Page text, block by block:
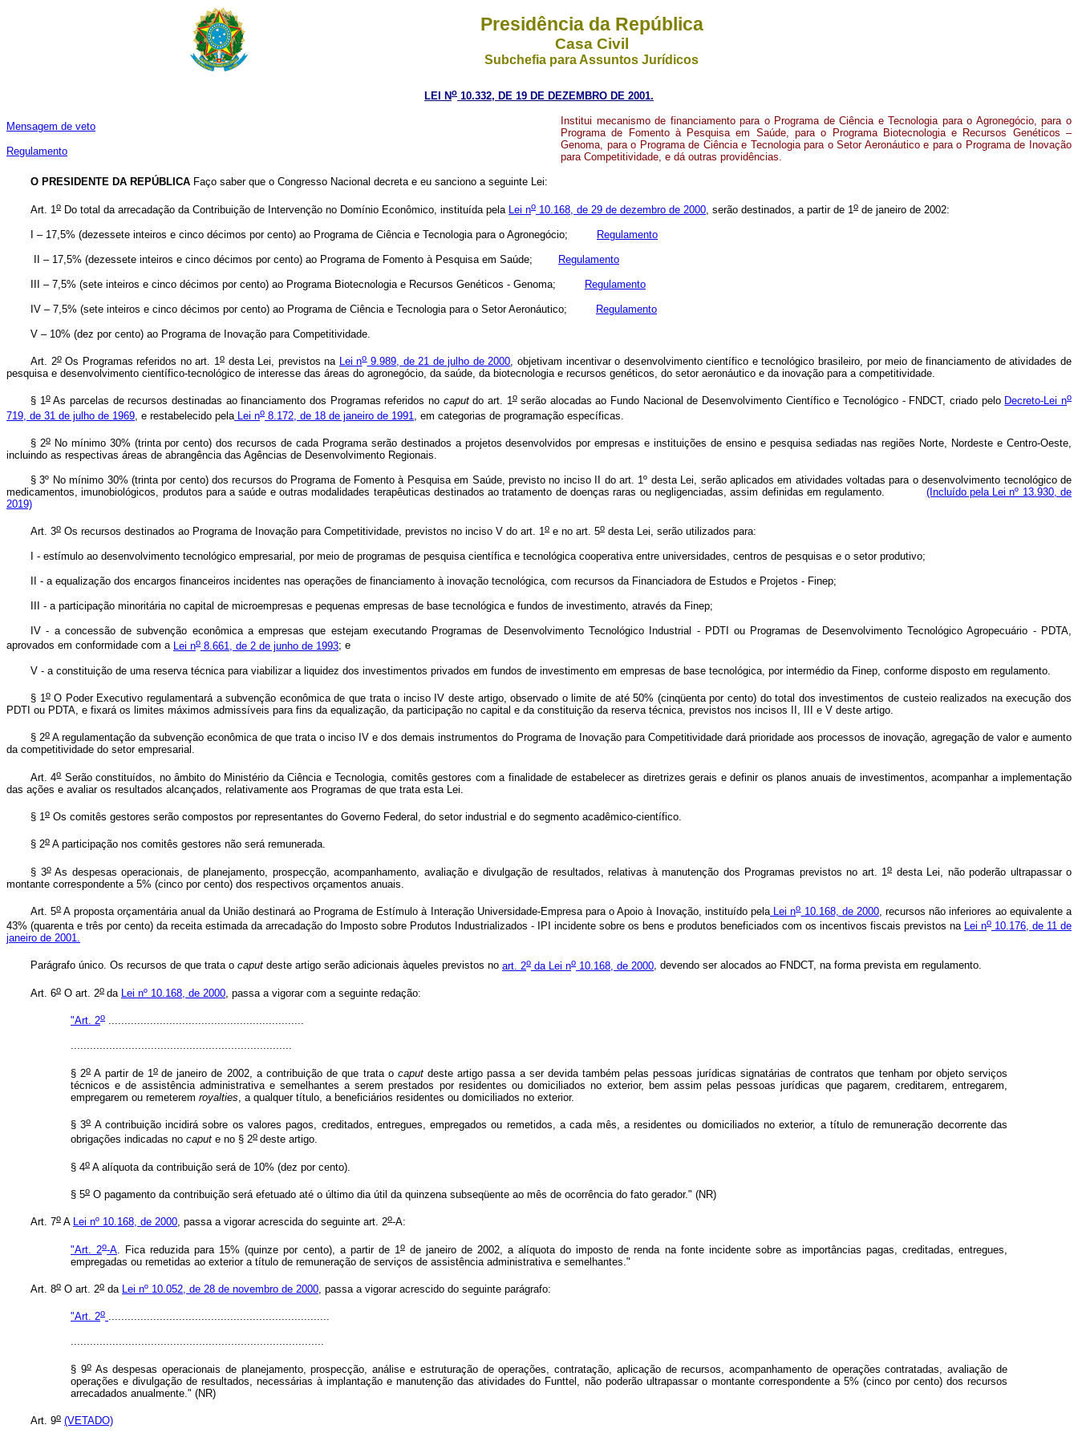
Presidência da República
Casa Civil
Subchefia para Assuntos Jurídicos
LEI No 10.332, DE 19 DE DEZEMBRO DE 2001.
Mensagem de veto
Regulamento
Institui mecanismo de financiamento para o Programa de Ciência e Tecnologia para o Agronegócio, para o
Programa de Fomento à Pesquisa em Saúde, para o Programa Biotecnologia e Recursos Genéticos –
Genoma, para o Programa de Ciência e Tecnologia para o Setor Aeronáutico e para o Programa de Inovação
para Competitividade, e dá outras providências.
O PRESIDENTE DA REPÚBLICA Faço saber que o Congresso Nacional decreta e eu sanciono a seguinte Lei:
Art. 1 o Do total da arrecadação da Contribuição de Intervenção no Domínio Econômico, instituída pela Lei no 10.168, de 29 de dezembro de 2000 , serão destinados, a partir de 1 o de janeiro de 2002:
I – 17,5% (dezessete inteiros e cinco décimos por cento) ao Programa de Ciência e Tecnologia para o Agronegócio; Regulamento
II – 17,5% (dezessete inteiros e cinco décimos por cento) ao Programa de Fomento à Pesquisa em Saúde; Regulamento
III – 7,5% (sete inteiros e cinco décimos por cento) ao Programa Biotecnologia e Recursos Genéticos - Genoma; Regulamento
IV – 7,5% (sete inteiros e cinco décimos por cento) ao Programa de Ciência e Tecnologia para o Setor Aeronáutico; Regulamento
V – 10% (dez por cento) ao Programa de Inovação para Competitividade.
Art. 2oOs Programas referidos no art. 1o desta Lei, previstos na Lei no9.989, de 21 de julho de 2000, objetivam incentivar o desenvolvimento científico e tecnológico brasileiro, por meio de financiamento de atividades de
pesquisa e desenvolvimento científico-tecnológico de interesse das áreas do agronegócio, da saúde, da biotecnologia e recursos genéticos, do setor aeronáutico e da inovação para a competitividade.
§ 1oAs parcelas de recursos destinadas ao financiamento dos Programas referidos no caputdo art. 1oserão alocadas ao Fundo Nacional de Desenvolvimento Científico e Tecnológico - FNDCT, criado pelo Decreto-Lei no
719, de 31 de julho de 1969 , e restabelecido pela Lei no 8.172, de 18 de janeiro de 1991 , em categorias de programação específicas.
§ 2oNo mínimo 30% (trinta por cento) dos recursos de cada Programa serão destinados a projetos desenvolvidos por empresas e instituições de ensino e pesquisa sediadas nas regiões Norte, Nordeste e Centro-Oeste,
incluindo as respectivas áreas de abrangência das Agências de Desenvolvimento Regionais.
§ 3º No mínimo 30% (trinta por cento) dos recursos do Programa de Fomento à Pesquisa em Saúde, previsto no inciso II do art. 1º desta Lei, serão aplicados em atividades voltadas para o desenvolvimento tecnológico de
medicamentos, imunobiológicos, produtos para a saúde e outras modalidades terapêuticas destinados ao tratamento de doenças raras ou negligenciadas, assim definidas em regulamento. (Incluído pela Lei nº 13.930, de
2019)
Art. 3o Os recursos destinados ao Programa de Inovação para Competitividade, previstos no inciso V do art. 1o e no art. 5o desta Lei, serão utilizados para:
I - estímulo ao desenvolvimento tecnológico empresarial, por meio de programas de pesquisa científica e tecnológica cooperativa entre universidades, centros de pesquisas e o setor produtivo;
II - a equalização dos encargos financeiros incidentes nas operações de financiamento à inovação tecnológica, com recursos da Financiadora de Estudos e Projetos - Finep;
III - a participação minoritária no capital de microempresas e pequenas empresas de base tecnológica e fundos de investimento, através da Finep;
IV - a concessão de subvenção econômica a empresas que estejam executando Programas de Desenvolvimento Tecnológico Industrial - PDTI ou Programas de Desenvolvimento Tecnológico Agropecuário - PDTA,
aprovados em conformidade com a Lei no 8.661, de 2 de junho de 1993; e
V - a constituição de uma reserva técnica para viabilizar a liquidez dos investimentos privados em fundos de investimento em empresas de base tecnológica, por intermédio da Finep, conforme disposto em regulamento.
§ 1oO Poder Executivo regulamentará a subvenção econômica de que trata o inciso IV deste artigo, observado o limite de até 50% (cinqüenta por cento) do total dos investimentos de custeio realizados na execução dos
PDTI ou PDTA, e fixará os limites máximos admissíveis para fins da equalização, da participação no capital e da constituição da reserva técnica, previstos nos incisos II, III e V deste artigo.
§ 2o A regulamentação da subvenção econômica de que trata o inciso IV e dos demais instrumentos do Programa de Inovação para Competitividade dará prioridade aos processos de inovação, agregação de valor e aumento
da competitividade do setor empresarial.
Art. 4oSerão constituídos, no âmbito do Ministério da Ciência e Tecnologia, comitês gestores com a finalidade de estabelecer as diretrizes gerais e definir os planos anuais de investimentos, acompanhar a implementação
das ações e avaliar os resultados alcançados, relativamente aos Programas de que trata esta Lei.
§ 1o Os comitês gestores serão compostos por representantes do Governo Federal, do setor industrial e do segmento acadêmico-científico.
§ 2o A participação nos comitês gestores não será remunerada.
§ 3oAs despesas operacionais, de planejamento, prospecção, acompanhamento, avaliação e divulgação de resultados, relativas à manutenção dos Programas previstos no art. 1o desta Lei, não poderão ultrapassar o
montante correspondente a 5% (cinco por cento) dos respectivos orçamentos anuais.
Art. 5oA proposta orçamentária anual da União destinará ao Programa de Estímulo à Interação Universidade-Empresa para o Apoio à Inovação, instituído pelaLei no10.168, de 2000, recursos não inferiores ao equivalente a
43% (quarenta e três por cento) da receita estimada da arrecadação do Imposto sobre Produtos Industrializados - IPI incidente sobre os bens e produtos beneficiados com os incentivos fiscais previstos na Lei no 10.176, de 11 de
janeiro de 2001.
Parágrafo único. Os recursos de que trata o caput deste artigo serão adicionais àqueles previstos no art. 2o da Lei no 10.168, de 2000, devendo ser alocados ao FNDCT, na forma prevista em regulamento.
Art. 6o O art. 2o da Lei nº 10.168, de 2000, passa a vigorar com a seguinte redação:
"Art. 2o .............................................................
.....................................................................
§ 2oA partir de 1o de janeiro de 2002, a contribuição de que trata o caputdeste artigo passa a ser devida também pelas pessoas jurídicas signatárias de contratos que tenham por objeto serviços
técnicos e de assistência administrativa e semelhantes a serem prestados por residentes ou domiciliados no exterior, bem assim pelas pessoas jurídicas que pagarem, creditarem, entregarem,
empregarem ou remeterem royalties , a qualquer título, a beneficiários residentes ou domiciliados no exterior.
§ 3oA contribuição incidirá sobre os valores pagos, creditados, entregues, empregados ou remetidos, a cada mês, a residentes ou domiciliados no exterior, a título de remuneração decorrente das
obrigações indicadas no caput e no § 2o deste artigo.
§ 4o A alíquota da contribuição será de 10% (dez por cento).
§ 5o O pagamento da contribuição será efetuado até o último dia útil da quinzena subseqüente ao mês de ocorrência do fato gerador." (NR)
Art. 7o A Lei nº 10.168, de 2000, passa a vigorar acrescida do seguinte art. 2o-A:
"Art. 2o-A . Fica reduzida para 15% (quinze por cento), a partir de 1ode janeiro de 2002, a alíquota do imposto de renda na fonte incidente sobre as importâncias pagas, creditadas, entregues,
empregadas ou remetidas ao exterior a título de remuneração de serviços de assistência administrativa e semelhantes."
Art. 8o O art. 2o da Lei nº 10.052, de 28 de novembro de 2000 , passa a vigorar acrescido do seguinte parágrafo:
"Art. 2o .....................................................................
...............................................................................
§ 9oAs despesas operacionais de planejamento, prospecção, análise e estruturação de operações, contratação, aplicação de recursos, acompanhamento de operações contratadas, avaliação de
operações e divulgação de resultados, necessárias à implantação e manutenção das atividades do Funttel, não poderão ultrapassar o montante correspondente a 5% (cinco por cento) dos recursos
arrecadados anualmente." (NR)
Art. 9o (VETADO)